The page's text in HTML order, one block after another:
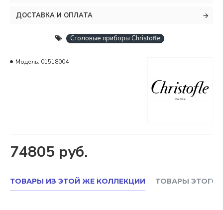
ДОСТАВКА И ОПЛАТА
Столовые приборы Christofle
74805 руб.
Модель: 01518004
ТОВАРЫ ИЗ ЭТОЙ ЖЕ КОЛЛЕКЦИИ ТОВАРЫ ЭТОГО